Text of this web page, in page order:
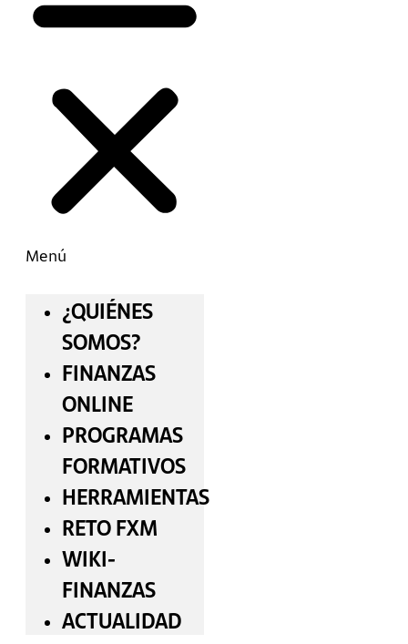
Menú
¿QUIÉNES
SOMOS?
FINANZAS
ONLINE
PROGRAMAS
FORMATIVOS
HERRAMIENTAS
RETO FXM
WIKI-
FINANZAS
ACTUALIDAD